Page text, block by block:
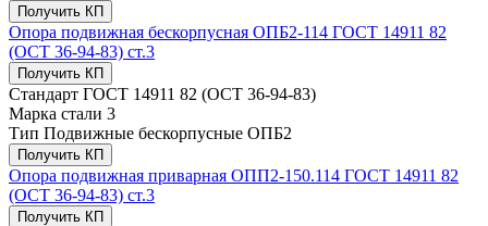
Получить КП
Опора подвижная бескорпусная ОПБ2-114 ГОСТ 14911 82
(ОСТ 36-94-83) ст.3
Получить КП
Стандарт ГОСТ 14911 82 (ОСТ 36-94-83)
Марка стали 3
Тип Подвижные бескорпусные ОПБ2
Получить КП
Опора подвижная приварная ОПП2-150.114 ГОСТ 14911 82
(ОСТ 36-94-83) ст.3
Получить КП